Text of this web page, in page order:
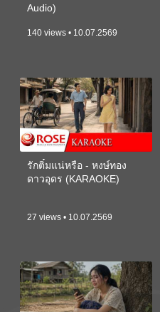
Audio)
140 views • 10.07.2569
รักติ๋มแน่หรือ - หงษ์ทอง
ดาวอุดร (KARAOKE)
27 views • 10.07.2569